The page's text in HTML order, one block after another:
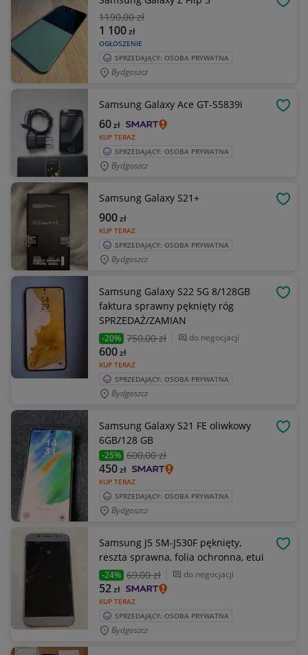
1190,00 zł
OGŁOSZENIE
1 100zł
SPRZEDAJĄCY: OSOBA PRYWATNA
Bydgoszcz
Samsung Galaxy Ace GT-S5839i
KUP TERAZ
60zł
SPRZEDAJĄCY: OSOBA PRYWATNA
Bydgoszcz
Samsung Galaxy S21+
KUP TERAZ
900zł
SPRZEDAJĄCY: OSOBA PRYWATNA
Bydgoszcz
Samsung Galaxy S22 5G 8/128GB
faktura sprawny pęknięty róg
SPRZEDAŻ/ZAMIAN
-20% 750,00 zł do negocjacji
KUP TERAZ
600zł
SPRZEDAJĄCY: OSOBA PRYWATNA
Bydgoszcz
Samsung Galaxy S21 FE oliwkowy
6GB/128 GB
-25% 600,00 zł
KUP TERAZ
450zł
SPRZEDAJĄCY: OSOBA PRYWATNA
Bydgoszcz
Samsung J5 SM-J530F pęknięty,
reszta sprawna, folia ochronna, etui
-24% 69,00 zł do negocjacji
KUP TERAZ
52zł
SPRZEDAJĄCY: OSOBA PRYWATNA
Bydgoszcz